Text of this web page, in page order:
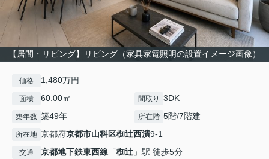
【居間・リビング】リビング（家具家電照明の設置イメージ画像）
価格 1,480万円
面積 60.00㎡ 間取り 3DK
築年数 築49年 所在階 5階/7階建
所在地 京都府京都市山科区椥辻西潰9-1
交通 京都地下鉄東西線 「椥辻 」駅 徒歩5分